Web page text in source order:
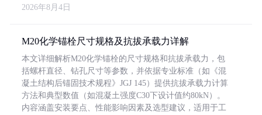
2026年8月4日
M20化学锚栓尺寸规格及抗拔承载力详解
本文详细解析M20化学锚栓的尺寸规格和抗拔承载力，包
括螺杆直径、钻孔尺寸等参数，并依据专业标准（如《混
凝土结构后锚固技术规程》JGJ 145）提供抗拔承载力计算
方法和典型数值（如混凝土强度C30下设计值约80kN）。
内容涵盖安装要点、性能影响因素及选型建议，适用于工